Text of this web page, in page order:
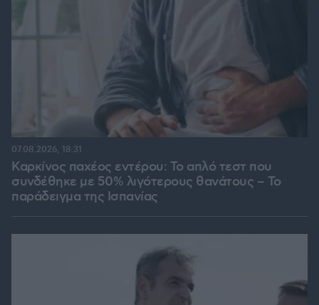
Καρκίνος παχέος εντέρου: Το απλό τεστ που
συνδέθηκε με 50% λιγότερους θανάτους – Το
παράδειγμα της Ισπανίας
07.08.2026, 18:31